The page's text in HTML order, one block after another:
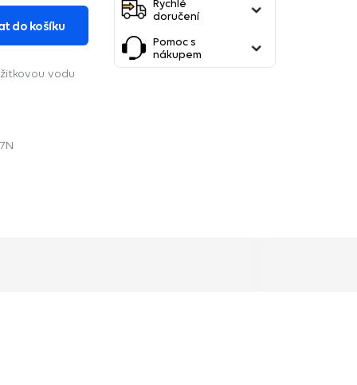
do košíku
vodu
Rychlé
doručení
Pomoc s
nákupem